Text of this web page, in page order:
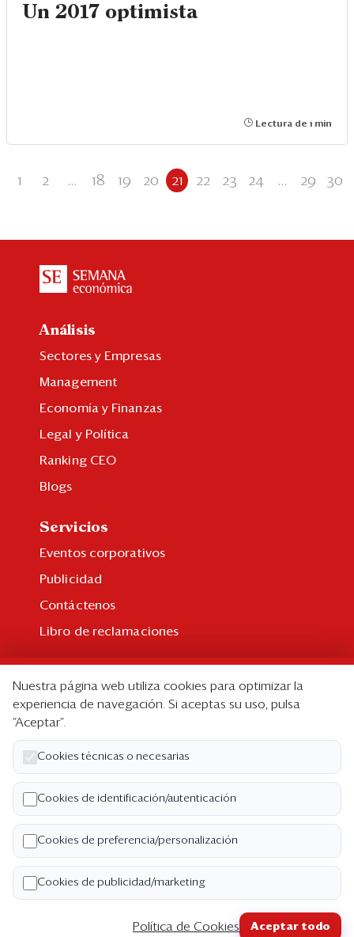
Un 2017 optimista
Lectura de 1 min
1 2 ... 18 19 20 21 22 23 24 ... 29 30
Análisis
Sectores y Empresas
Management
Economía y Finanzas
Legal y Política
Ranking CEO
Blogs
Servicios
Eventos corporativos
Publicidad
Contáctenos
Libro de reclamaciones
Suscripción individual
Paquetes corporativos
Edición Impresa
Nosotros
Quiénes somos
Código de ética
Términos y Condiciones
Nuestra página web utiliza cookies para optimizar la
experiencia de navegación. Si aceptas su uso, pulsa
“Aceptar”.
Cookies técnicas o necesarias
Cookies de identificación/autenticación
Cookies de preferencia/personalización
Cookies de publicidad/marketing
Política de Cookies Aceptar todo